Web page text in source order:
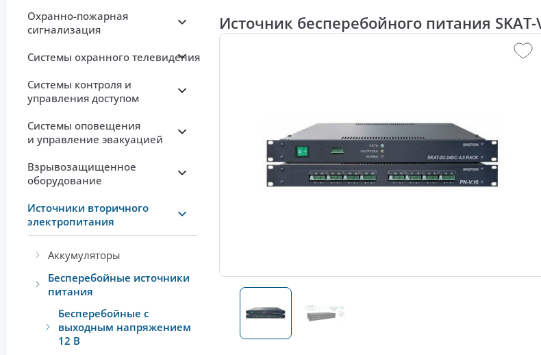
Источник бесперебойного питания SKAT-
Охранно-пожарная
сигнализация
Системы охранного телевидения
Системы контроля и
управления доступом
Системы оповещения
и управление эвакуацией
Взрывозащищенное
оборудование
Источники вторичного
электропитания
Аккумуляторы
Бесперебойные источники
питания
Бесперебойные с
выходным напряжением
12 В